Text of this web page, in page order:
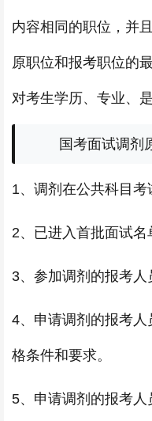
内容相同的职位，并
原职位和报考职位的
对考生学历、专业、
国考面试调剂
1、 调剂在公共科目考
2、已进入首批面试名
3、参加调剂的报考人
4、申请调剂的报考
格条件和要求。
5、申请调剂的报考